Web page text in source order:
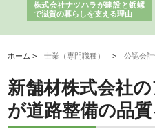
ハラが建設と鋲螺
を支える理由
株式会社メタルエ
イトが提供する充
容とは
ホーム >士業（専門職種） >公認会
新舗材株式会社
が道路整備の品